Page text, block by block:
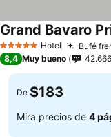
5 Estrellas Hotel Bufé
Grand Bavaro
8,4 Muy bueno 42.666
De $183
Mira precios de 4